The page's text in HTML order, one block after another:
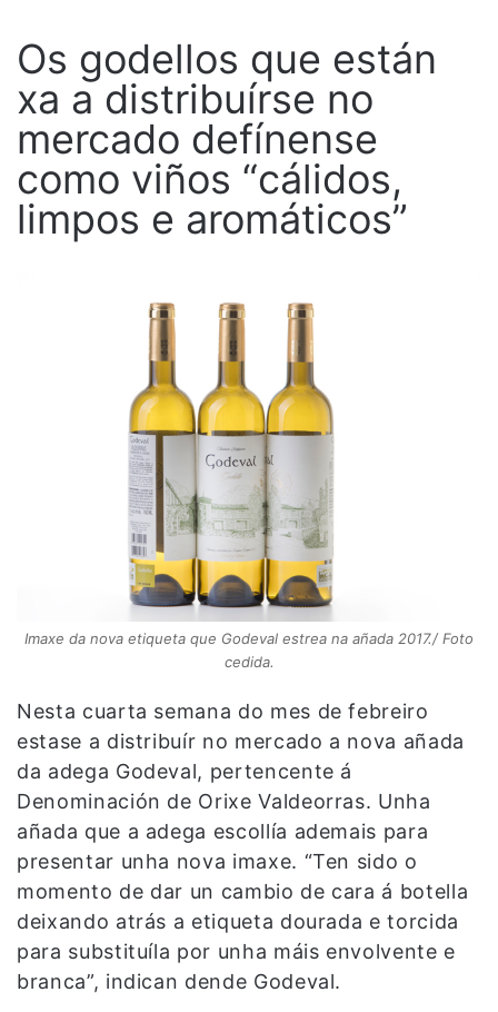
Os godellos que están
xa a distribuírse no
mercado defínense
como viños “cálidos,
limpos e aromáticos”
Imaxe da nova etiqueta que Godeval estrea na añada 2017./ Foto
cedida.
Nesta cuarta semana do mes de febreiro
estase a distribuír no mercado a nova añada
da adega Godeval, pertencente á
Denominación de Orixe Valdeorras. Unha
añada que a adega escollía ademais para
presentar unha nova imaxe. “Ten sido o
momento de dar un cambio de cara á botella
deixando atrás a etiqueta dourada e torcida
para substituíla por unha máis envolvente e
branca”, indican dende Godeval.